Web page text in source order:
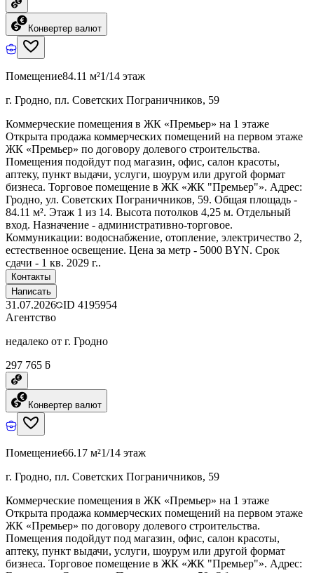
Конвертер валют
Помещение84.11 м²1/14 этаж
г. Гродно, пл. Советских Пограничников, 59
Коммерческие помещения в ЖК «Премьер» на 1 этаже
Открыта продажа коммерческих помещений на первом этаже
ЖК «Премьер» по договору долевого строительства.
Помещения подойдут под магазин, офис, салон красоты,
аптеку, пункт выдачи, услуги, шоурум или другой формат
бизнеса. Торговое помещение в ЖК «ЖК "Премьер"». Адрес:
Гродно, ул. Советских Пограничников, 59. Общая площадь -
84.11 м². Этаж 1 из 14. Высота потолков 4,25 м. Отдельный
вход. Назначение - административно-торговое.
Коммуникации: водоснабжение, отопление, электричество 2,
естественное освещение. Цена за метр - 5000 BYN. Срок
сдачи - 1 кв. 2029 г..
Контакты
Написать
31.07.2026 ID 4195954
Агентство
недалеко от г. Гродно
297 765 ƃ
Конвертер валют
Помещение66.17 м²1/14 этаж
г. Гродно, пл. Советских Пограничников, 59
Коммерческие помещения в ЖК «Премьер» на 1 этаже
Открыта продажа коммерческих помещений на первом этаже
ЖК «Премьер» по договору долевого строительства.
Помещения подойдут под магазин, офис, салон красоты,
аптеку, пункт выдачи, услуги, шоурум или другой формат
бизнеса. Торговое помещение в ЖК «ЖК "Премьер"». Адрес: